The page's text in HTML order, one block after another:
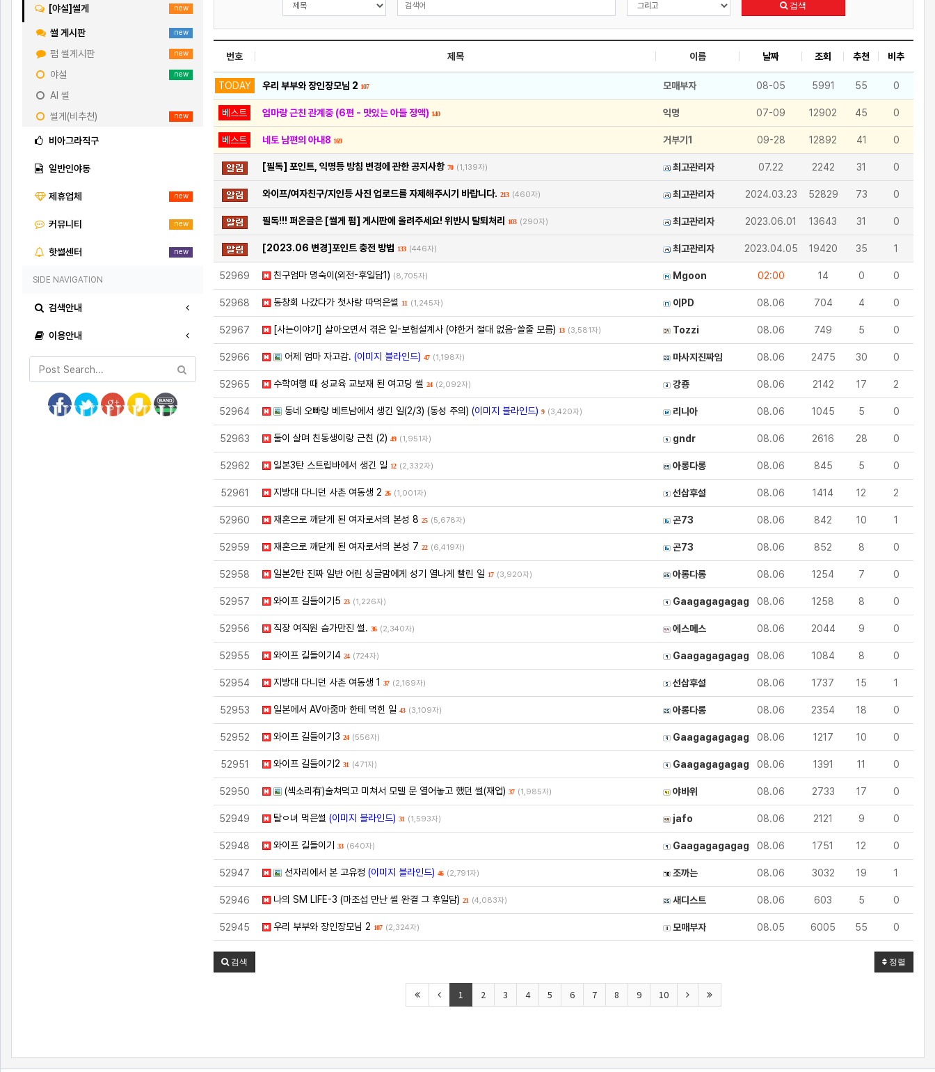
검색
번호 제목 이름 날짜 조회 추천 비추
TODAY 우리 부부와 장인장모님 2 107 모매부자 08-05 5991 55 0
베스트 엄마랑 근친 관계중 (6편 - 맛있는 아들 정액) 140 익명 07-09 12902 45 0
베스트 네토 남편의 아내8 169 거부기1 09-28 12892 41 0
[필독] 포인트, 익명등 방침 변경에 관한 공지사항 70 (1,139자) 최고관리자 07.22 2242 31 0
와이프/여자친구/지인등 사진 업로드를 자제해주시기 바랍니다. 213 (460자) 최고관리자 2024.03.23 52829 73 0
필독!!! 퍼온글은 [썰게 펌] 게시판에 올려주세요! 위반시 탈퇴처리 103 (290자) 최고관리자 2023.06.01 13643 31 0
[2023.06 변경]포인트 충전 방법 133 (446자) 최고관리자 2023.04.05 19420 35 1
52969 친구엄마 명숙이(외전-후일담1) (8,705자) Mgoon 02:00 14 0 0
52968 동창회 나갔다가 첫사랑 따먹은썰 11 (1,245자) 이PD 08.06 704 4 0
52967 [사는이야기] 살아오면서 겪은 일-보험설계사 (야한거 절대 없음-쓸줄 모름) 13 (3,581자) Tozzi 08.06 749 5 0
52966 어제 엄마 자고감. (이미지 블라인드) 47 (1,198자) 마사지진짜임 08.06 2475 30 0
52965 수학여행 때 성교육 교보재 된 여고딩 썰 24 (2,092자) 강죵 08.06 2142 17 2
52964 동네 오빠랑 베트남에서 생긴 일(2/3) (동성 주의) (이미지 블라인드) 9 (3,420자) 리니아 08.06 1045 5 0
52963 둘이 살며 친동생이랑 근친 (2) 49 (1,951자) gndr 08.06 2616 28 0
52962 일본3탄 스트립바에서 생긴 일 12 (2,332자) 아롱다롱 08.06 845 5 0
52961 지방대 다니던 사촌 여동생 2 26 (1,001자) 선삽후설 08.06 1414 12 2
52960 재혼으로 깨닫게 된 여자로서의 본성 8 25 (5,678자) 곤73 08.06 842 10 1
52959 재혼으로 깨닫게 된 여자로서의 본성 7 22 (6,419자) 곤73 08.06 852 8 0
52958 일본2탄 진짜 일반 어린 싱글맘에게 성기 열나게 빨린 일 17 (3,920자) 아롱다롱 08.06 1254 7 0
52957 와이프 길들이기5 23 (1,226자) Gaagagagagag 08.06 1258 8 0
52956 직장 여직원 슴가만진 썰. 36 (2,340자) 에스메스 08.06 2044 9 0
52955 와이프 길들이기4 24 (724자) Gaagagagagag 08.06 1084 8 0
52954 지방대 다니던 사촌 여동생 1 37 (2,169자) 선삽후설 08.06 1737 15 1
52953 일본에서 AV아줌마 한테 먹힌 일 43 (3,109자) 아롱다롱 08.06 2354 18 0
52952 와이프 길들이기3 24 (556자) Gaagagagagag 08.06 1217 10 0
52951 와이프 길들이기2 31 (471자) Gaagagagagag 08.06 1391 11 0
52950 (섹소리有)술쳐먹고 미쳐서 모텔 문 열어놓고 했던 썰(재업) 37 (1,985자) 야바위 08.06 2733 17 0
52949 탈ㅇ녀 먹은썰 (이미지 블라인드) 31 (1,593자) jafo 08.06 2121 9 0
52948 와이프 길들이기 33 (640자) Gaagagagagag 08.06 1751 12 0
52947 선자리에서 본 고유정 (이미지 블라인드) 46 (2,791자) 조까는 08.06 3032 19 1
52946 나의 SM LIFE-3 (마조섭 만난 썰 완결 그 후일담) 21 (4,083자) 새디스트 08.06 603 5 0
52945 우리 부부와 장인장모님 2 107 (2,324자) 모매부자 08.05 6005 55 0
정렬
검색
1 2 3 4 5 6 7 8 9 10
[야설]썰게 new
new
썰 게시판
new
펌 썰게시판
new
야설
AI 썰
new
썰게(비추천)
비아그라직구
일반인야동
제휴업체 new
커뮤니티 new
핫썰센터 new
SIDE NAVIGATION
검색안내
이용안내